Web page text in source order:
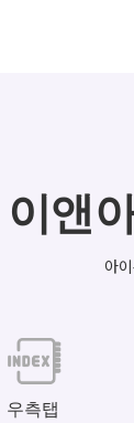
이앤
아
우측탭